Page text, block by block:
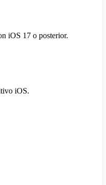
iOS 17 o posterior.
iOS.